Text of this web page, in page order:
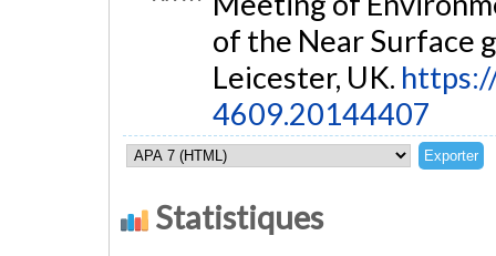
of the Near Surface
Leicester, UK.
4609.20144407
Statistiques